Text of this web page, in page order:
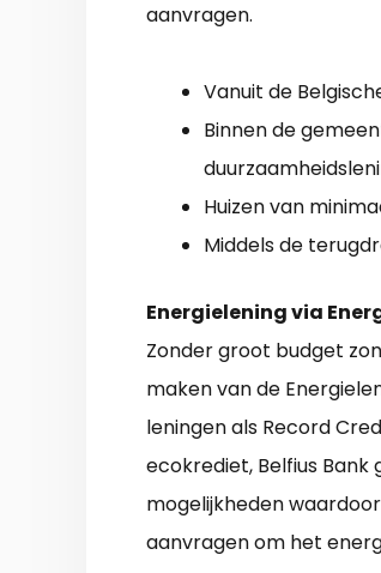
aanvragen.
Vanuit de
Binnen de
Huizen van
Middels de
Energielening via
Zonder groot budget
maken van de
leningen als Record
ecokrediet, Belfius Bank
mogelijkheden
aanvragen om het